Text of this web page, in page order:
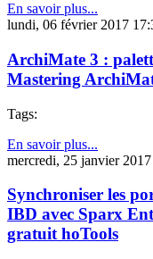
En savoir plus...
lundi, 06 février 2017
ArchiMate 3 :
Mastering
Tags:
En savoir plus...
mercredi, 25 janvier
Synchroniser les
IBD avec Sparx
gratuit hoTools